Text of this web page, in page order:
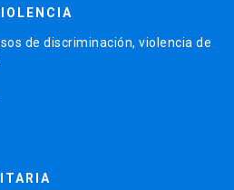
de discriminación, violencia de